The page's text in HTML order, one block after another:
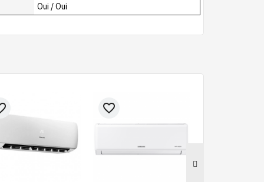
Oui / Oui
favorite_border